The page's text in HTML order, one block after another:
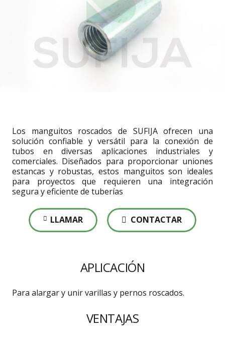
Los manguitos roscados de SUFIJA ofrecen una
solución confiable y versátil para la conexión de
tubos en diversas aplicaciones industriales y
comerciales. Diseñados para proporcionar uniones
estancas y robustas, estos manguitos son ideales
para proyectos que requieren una integración
segura y eficiente de tuberías
LLAMAR CONTACTAR
APLICACIÓN
Para alargar y unir varillas y pernos roscados.
VENTAJAS